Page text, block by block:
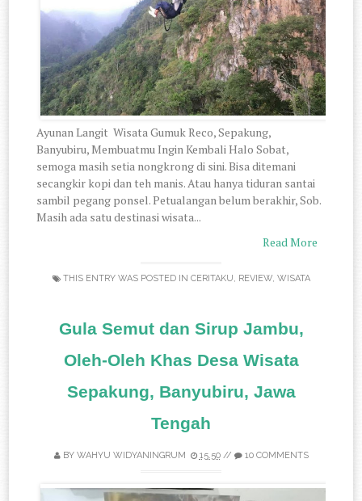
Ayunan Langit Wisata Gumuk Reco, Sepakung,
Banyubiru, Membuatmu Ingin Kembali Halo Sobat,
semoga masih setia nongkrong di sini. Bisa ditemani
secangkir kopi dan teh manis. Atau hanya tiduran santai
sambil pegang ponsel. Petualangan belum berakhir, Sob.
Masih ada satu destinasi wisata...
Read More
THIS ENTRY WAS POSTED IN CERITAKU, REVIEW, WISATA
Gula Semut dan Sirup Jambu,
Oleh-Oleh Khas Desa Wisata
Sepakung, Banyubiru, Jawa
Tengah
BY WAHYU WIDYANINGRUM 15.50// 10 COMMENTS